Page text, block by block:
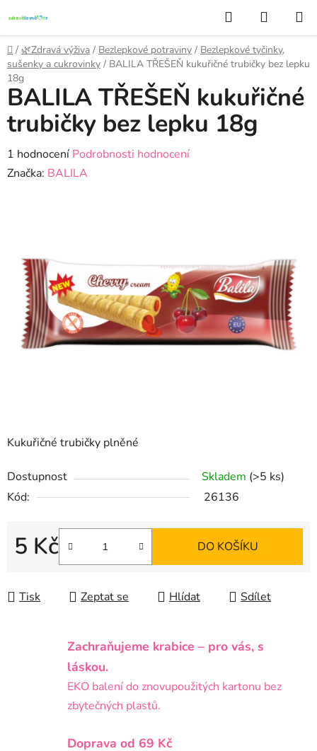
na
obsah
Hledat
KOŠÍK
Domů
/ 🌿Zdravá výživa / Bezlepkové potraviny / Bezlepkové tyčinky,
sušenky a cukrovinky / BALILA TŘEŠEŇ kukuřičné trubičky bez lepku
18g
Kukuřičné trubičky plněné
Dostupnost Skladem (>5 ks)
Kód:
26136
5 Kč
Měrná cena:
DO KOŠÍKU
Tisk Zeptat se Hlídat Sdílet
BALILA TŘEŠEŇ kukuřičné
trubičky bez lepku 18g
Průměrné
hodnocení
hvězdiček.
1 hodnocení Podrobnosti hodnocení
Značka: BALILA
Zachraňujeme krabice – pro vás, s
láskou.
EKO balení do znovupoužitých kartonu bez
zbytečných plastů.
Doprava od 69 Kč